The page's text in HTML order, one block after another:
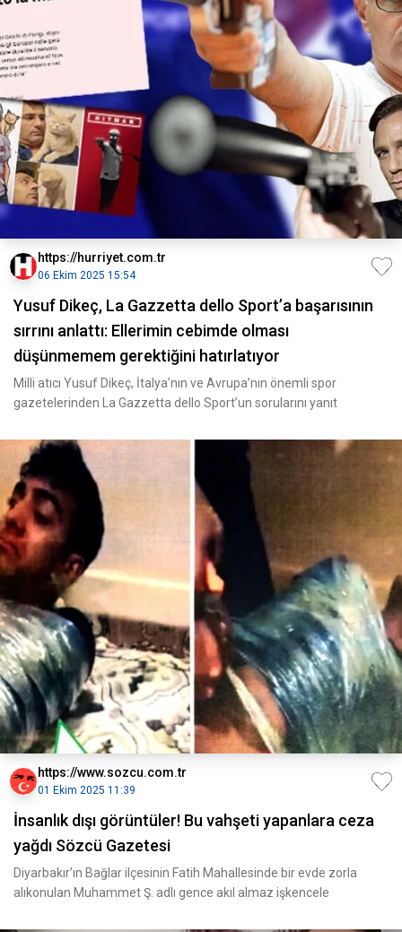
https://hurriyet.com.tr
06 Ekim 2025 15:54
Yusuf Dikeç, La Gazzetta dello Sport’a başarısının
sırrını anlattı: Ellerimin cebimde olması
düşünmemem gerektiğini hatırlatıyor
Milli atıcı Yusuf Dikeç, İtalya’nın ve Avrupa’nın önemli spor
gazetelerinden La Gazzetta dello Sport’un sorularını yanıt
https://www.sozcu.com.tr
01 Ekim 2025 11:39
İnsanlık dışı görüntüler! Bu vahşeti yapanlara ceza
yağdı Sözcü Gazetesi
Diyarbakır’ın Bağlar ilçesinin Fatih Mahallesinde bir evde zorla
alıkonulan Muhammet Ş. adlı gence akıl almaz işkencele